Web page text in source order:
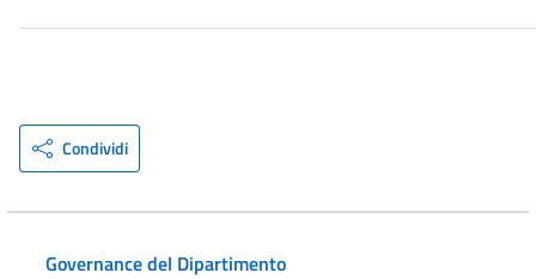
Condividi
Governance del Dipartimento